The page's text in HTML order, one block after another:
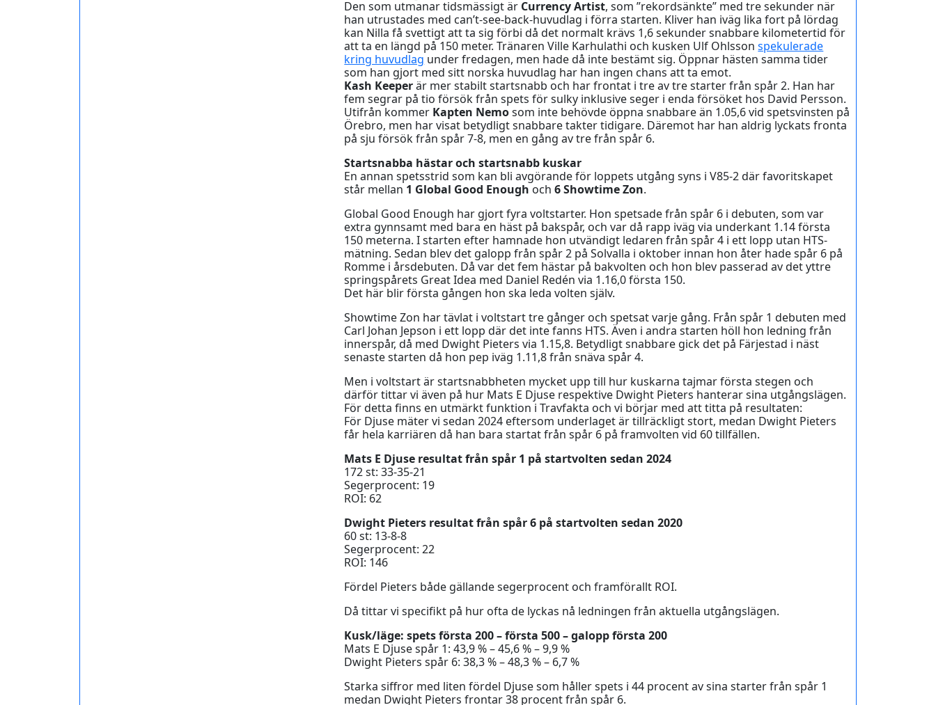
Den som utmanar tidsmässigt är Currency Artist, som ”rekordsänkte” med tre sekunder när
han utrustades med can’t-see-back-huvudlag i förra starten. Kliver han iväg lika fort på lördag
kan Nilla få svettigt att ta sig förbi då det normalt krävs 1,6 sekunder snabbare kilometertid för
att ta en längd på 150 meter. Tränaren Ville Karhulathi och kusken Ulf Ohlssonspekulerade
kring huvudlag under fredagen, men hade då inte bestämt sig. Öppnar hästen samma tider
som han gjort med sitt norska huvudlag har han ingen chans att ta emot.
Kash Keeperär mer stabilt startsnabb och har frontat i tre av tre starter från spår 2. Han har
fem segrar på tio försök från spets för sulky inklusive seger i enda försöket hos David Persson.
Utifrån kommer Kapten Nemosom inte behövde öppna snabbare än 1.05,6 vid spetsvinsten på
Örebro, men har visat betydligt snabbare takter tidigare. Däremot har han aldrig lyckats fronta
på sju försök från spår 7-8, men en gång av tre från spår 6.
Startsnabba hästar och startsnabb kuskar
En annan spetsstrid som kan bli avgörande för loppets utgång syns i V85-2 där favoritskapet
står mellan 1 Global Good Enough och6 Showtime Zon.
Global Good Enough har gjort fyra voltstarter. Hon spetsade från spår 6 i debuten, som var
extra gynnsamt med bara en häst på bakspår, och var då rapp iväg via underkant 1.14 första
150 meterna. I starten efter hamnade hon utvändigt ledaren från spår 4 i ett lopp utan HTS-
mätning. Sedan blev det galopp från spår 2 på Solvalla i oktober innan hon åter hade spår 6 på
Romme i årsdebuten. Då var det fem hästar på bakvolten och hon blev passerad av det yttre
springspårets Great Idea med Daniel Redén via 1.16,0 första 150.
Det här blir första gången hon ska leda volten själv.
Showtime Zon har tävlat i voltstart tre gånger och spetsat varje gång. Från spår 1 debuten med
Carl Johan Jepson i ett lopp där det inte fanns HTS. Även i andra starten höll hon ledning från
innerspår, då med Dwight Pieters via 1.15,8. Betydligt snabbare gick det på Färjestad i näst
senaste starten då hon pep iväg 1.11,8 från snäva spår 4.
Men i voltstart är startsnabbheten mycket upp till hur kuskarna tajmar första stegen och
därför tittar vi även på hur Mats E Djuse respektive Dwight Pieters hanterar sina utgångslägen.
För detta finns en utmärkt funktion i Travfakta och vi börjar med att titta på resultaten:
För Djuse mäter vi sedan 2024 eftersom underlaget är tillräckligt stort, medan Dwight Pieters
får hela karriären då han bara startat från spår 6 på framvolten vid 60 tillfällen.
Mats E Djuse resultat från spår 1 på startvolten sedan 2024
172 st: 33-35-21
Segerprocent: 19
ROI: 62
Dwight Pieters resultat från spår 6 på startvolten sedan 2020
60 st: 13-8-8
Segerprocent: 22
ROI: 146
Fördel Pieters både gällande segerprocent och framförallt ROI.
Då tittar vi specifikt på hur ofta de lyckas nå ledningen från aktuella utgångslägen.
Kusk/läge: spets första 200 – första 500 – galopp första 200
Mats E Djuse spår 1: 43,9 % – 45,6 % – 9,9 %
Dwight Pieters spår 6: 38,3 % – 48,3 % – 6,7 %
Starka siffror med liten fördel Djuse som håller spets i 44 procent av sina starter från spår 1
medan Dwight Pieters frontar 38 procent från spår 6.